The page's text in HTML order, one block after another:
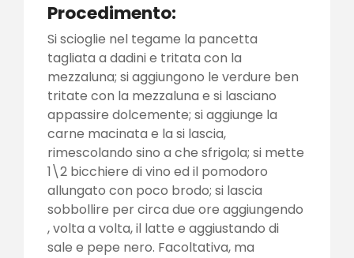
Procedimento:
Si scioglie nel tegame la pancetta
tagliata a dadini e tritata con la
mezzaluna; si aggiungono le verdure ben
tritate con la mezzaluna e si lasciano
appassire dolcemente; si aggiunge la
carne macinata e la si lascia,
rimescolando sino a che sfrigola; si mette
1\2 bicchiere di vino ed il pomodoro
allungato con poco brodo; si lascia
sobbollire per circa due ore aggiungendo
, volta a volta, il latte e aggiustando di
sale e pepe nero. Facoltativa, ma